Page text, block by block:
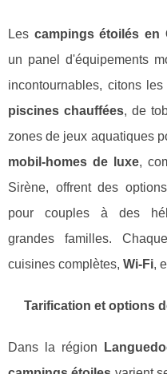
Les campings étoilés en
un panel d'équipements
incontournables, citons les
piscines chauffées, de
zones de jeux aquatiques
mobil-homes de luxe,
Sirène, offrent des
pour couples à des
grandes familles.
cuisines complètes, Wi-Fi,
Tarification et options
Dans la région